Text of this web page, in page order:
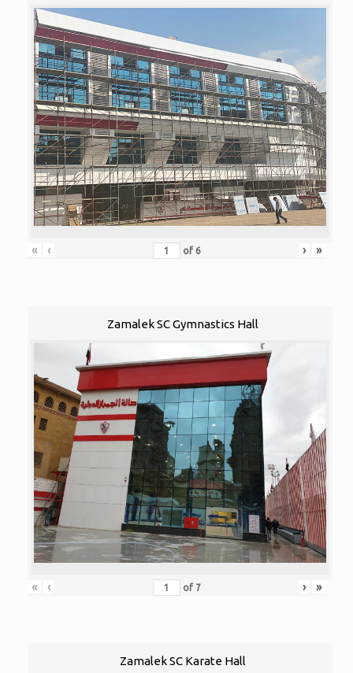
« ‹ of 6 › »
Zamalek SC Gymnastics Hall
« ‹ of 7 › »
Zamalek SC Karate Hall